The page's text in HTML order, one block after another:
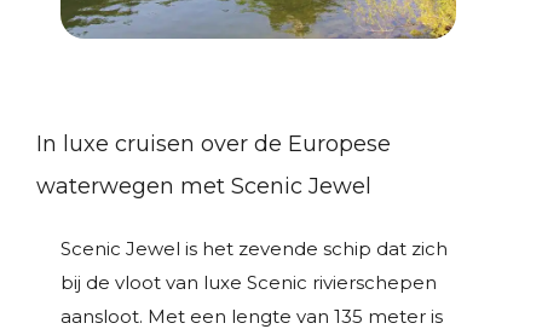
In luxe cruisen over de Europese
waterwegen met Scenic Jewel
Scenic Jewel is het zevende schip dat zich
bij de vloot van luxe Scenic rivierschepen
aansloot. Met een lengte van 135 meter is